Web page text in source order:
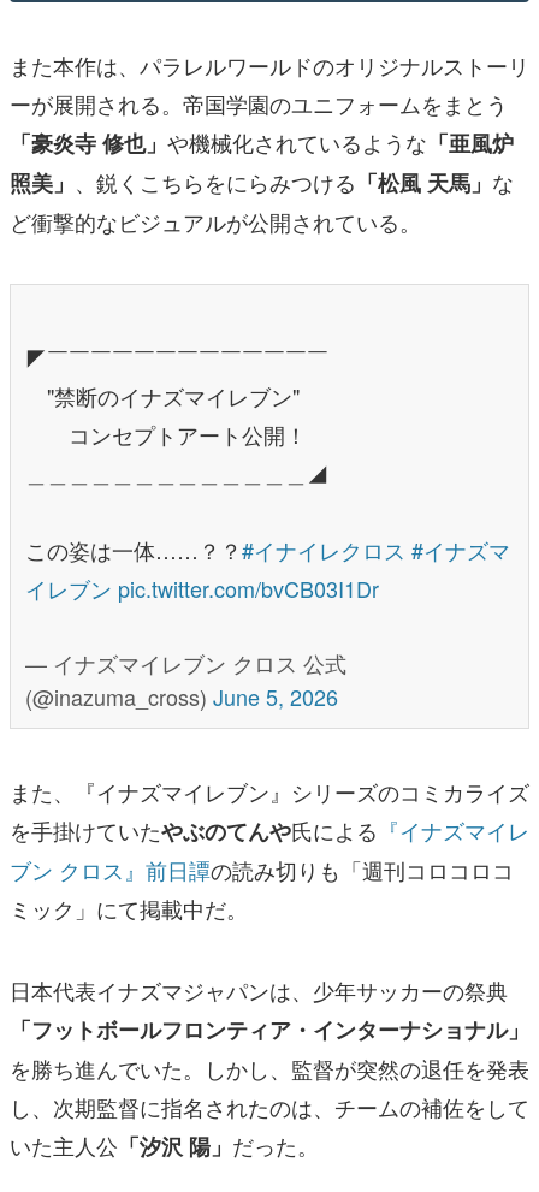
また本作は、パラレルワールドのオリジナルストーリ
ーが展開される。帝国学園のユニフォームをまとう
「豪炎寺 修也」 や機械化されているような 「亜風炉
照美」 、鋭くこちらをにらみつける 「松風 天馬」 な
ど衝撃的なビジュアルが公開されている。
◤￣￣￣￣￣￣￣￣￣￣￣￣￣
"禁断のイナズマイレブン"
コンセプトアート公開！
＿＿＿＿＿＿＿＿＿＿＿＿＿◢
この姿は一体……？？#イナイレクロス #イナズマ
イレブン pic.twitter.com/bvCB03I1Dr
— イナズマイレブン クロス 公式
(@inazuma_cross) June 5, 2026
また、『イナズマイレブン』シリーズのコミカライズ
を手掛けていたやぶのてんや氏による 『イナズマイレ
ブン クロス』前日譚の読み切りも「週刊コロコロコ
ミック」にて掲載中だ。
日本代表イナズマジャパンは、少年サッカーの祭典
「フットボールフロンティア・インターナショナル」
を勝ち進んでいた。しかし、監督が突然の退任を発表
し、次期監督に指名されたのは、チームの補佐をして
いた主人公 「汐沢 陽」 だった。